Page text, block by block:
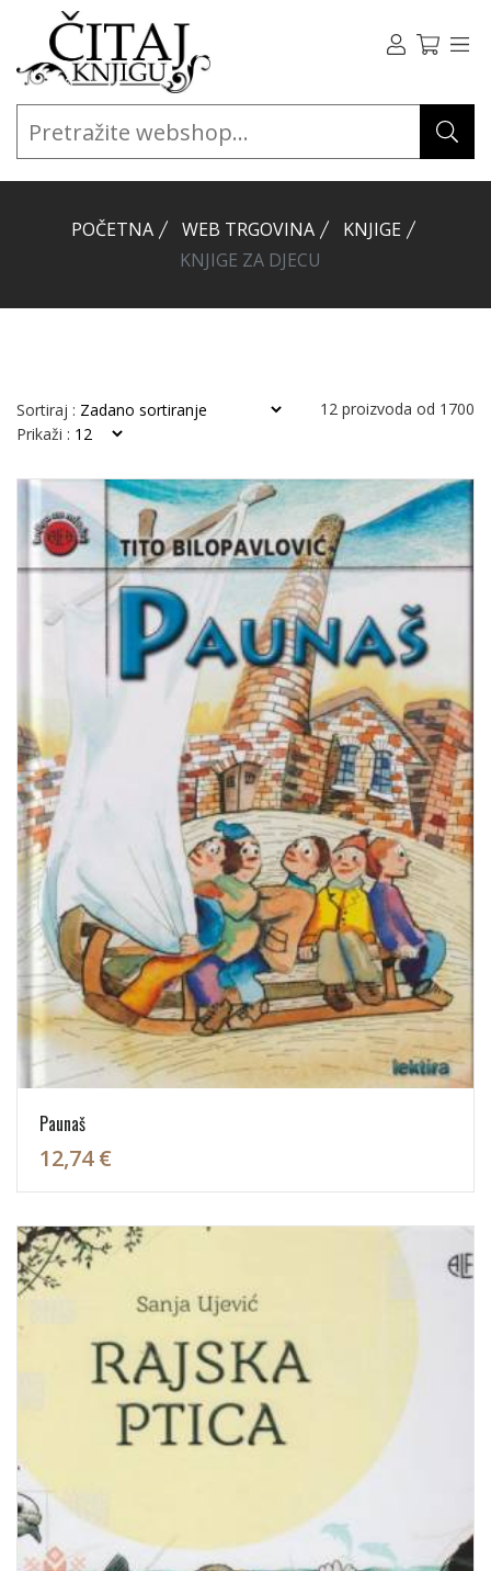
POČETNA WEB TRGOVINA
KNJIGE
KNJIGE ZA DJECU
Sortiraj : 12 proizvoda od 1700
Prikaži :
Paunaš
12,74 €